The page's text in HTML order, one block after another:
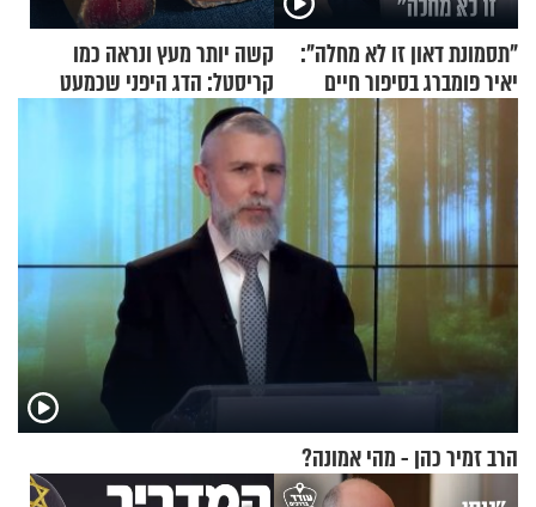
"תסמונת דאון זו לא מחלה":
יאיר פומברג בסיפור חיים
מעורר השראה
קשה יותר מעץ ונראה כמו
קריסטל: הדג היפני שכמעט
בלתי אפשרי לחתוך
הרב זמיר כהן - מהי אמונה?